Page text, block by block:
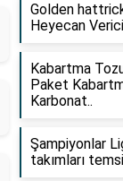
Golden
Heyecan
Kabartma
Paket
Karbonat..
Şampiyonlar
takımları